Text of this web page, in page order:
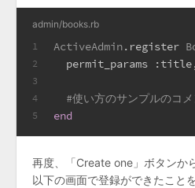
admin/books.rb
1
2
3
4
5
ActiveAdmin.register
  permit_params
:title
#使い方のサンプルのコ
end
再度、「Create one」ボタンか
以下の画面で登録ができたこと